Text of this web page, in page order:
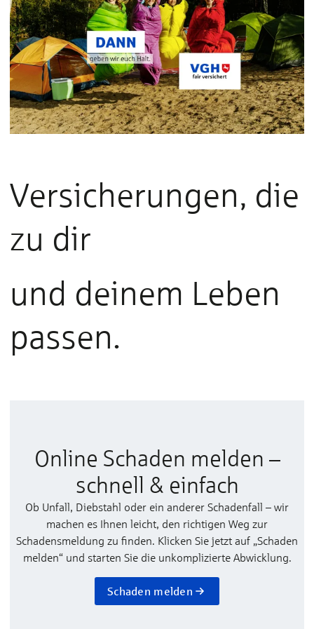
Versicherungen, die
zu dir
und deinem Leben
passen.
Online Schaden melden –
schnell & einfach
Ob Unfall, Diebstahl oder ein anderer Schadenfall – wir
machen es Ihnen leicht, den richtigen Weg zur
Schadensmeldung zu finden. Klicken Sie jetzt auf „Schaden
melden“ und starten Sie die unkomplizierte Abwicklung.
Schaden melden